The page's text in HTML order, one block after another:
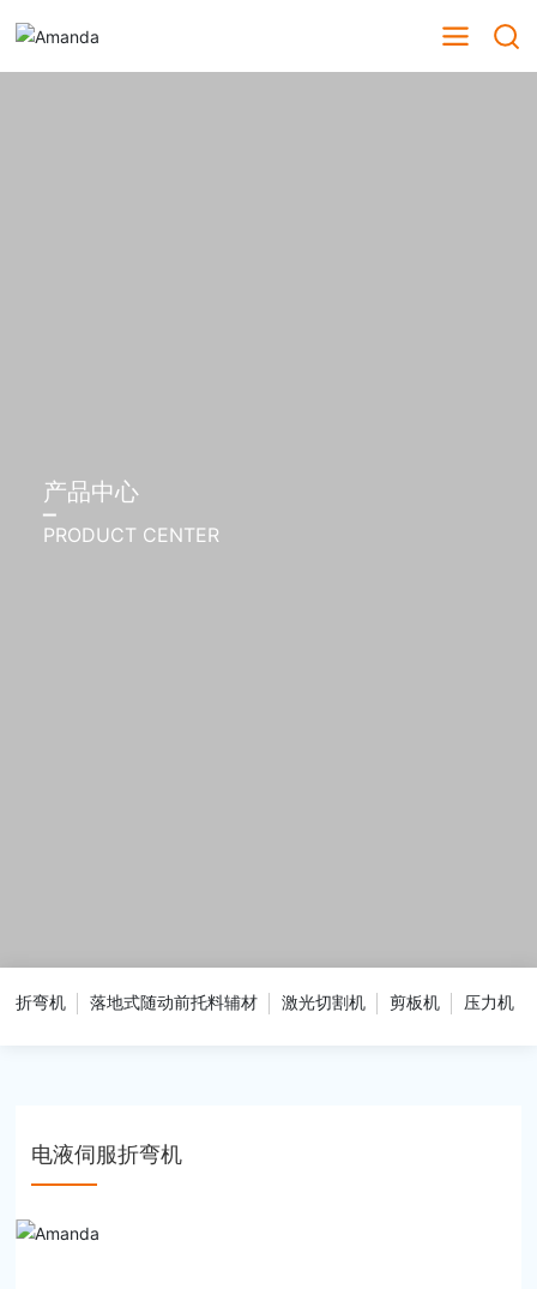
产品中心
PRODUCT CENTER
折弯机 落地式随动前托料辅材 激光切割机 剪板机 压力机
电液伺服折弯机